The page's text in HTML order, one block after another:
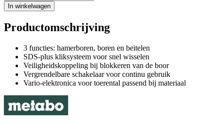
In winkelwagen
Productomschrijving
3 functies: hamerboren, boren en beitelen
SDS-plus kliksysteem voor snel wisselen
Veiligheidskoppeling bij blokkeren van de boor
Vergrendelbare schakelaar voor continu gebruik
Vario-elektronica voor toerental passend bij materiaal